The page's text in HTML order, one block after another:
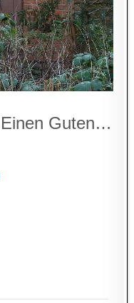
Die Mooh Hat Einen Guten Musikgeschmack